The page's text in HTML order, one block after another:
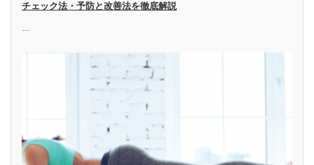
チェック法・予防と改善法を徹底解説